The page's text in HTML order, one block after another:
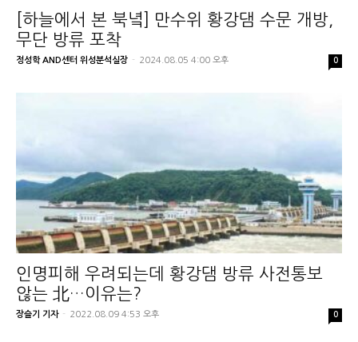
[하늘에서 본 북녘] 만수위 황강댐 수문 개방,
무단 방류 포착
정성학 AND센터 위성분석실장 - 2024.08.05 4:00 오후 0
인명피해 우려되는데 황강댐 방류 사전통보
않는 北…이유는?
장슬기 기자 - 2022.08.09 4:53 오후 0